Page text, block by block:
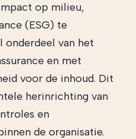
op milieu,
(ESG) te
onderdeel van het
en met
voor de inhoud. Dit
herinrichting van
en
de organisatie.